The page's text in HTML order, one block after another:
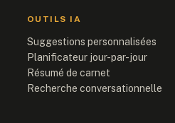
OUTILS IA
Suggestions personnalisées
Planificateur jour-par-jour
Résumé de carnet
Recherche conversationnelle